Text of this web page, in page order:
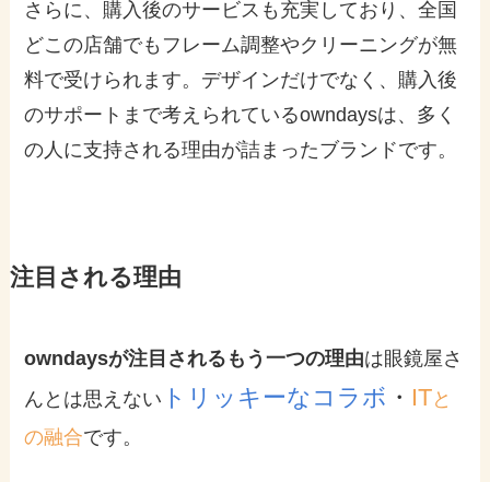
さらに、購入後のサービスも充実しており、全国
どこの店舗でもフレーム調整やクリーニングが無
料で受けられます。デザインだけでなく、購入後
のサポートまで考えられているowndaysは、多く
の人に支持される理由が詰まったブランドです。
注目される理由
owndaysが注目されるもう一つの理由は眼鏡屋さ
んとは思えない トリッキーなコラボ ・ ITと
の融合です。